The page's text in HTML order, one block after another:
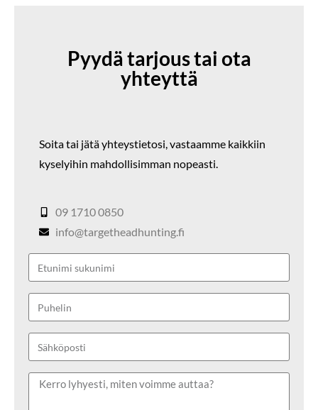
Pyydä tarjous tai ota
yhteyttä
Soita tai jätä yhteystietosi,vastaamme kaikkiin
kyselyihin mahdollisimman nopeasti.
09 1710 0850
info@targetheadhunting.fi